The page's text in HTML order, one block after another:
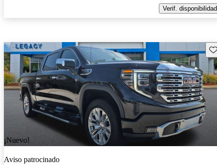
Verif. disponibilidad
¡Nuevo!
Aviso patrocinado